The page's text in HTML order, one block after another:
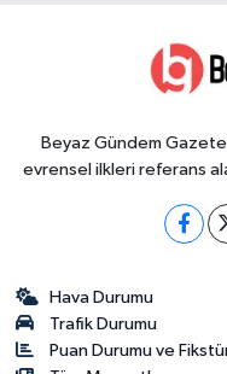
Beyaz Gündem
evrensel ilkleri referans
Hava Durumu
Trafik Durumu
Puan Durumu ve